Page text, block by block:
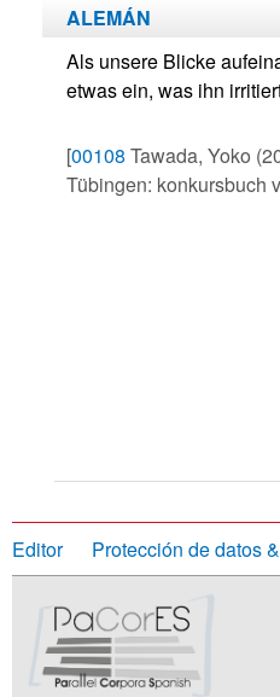
ALEMÁN
Als unsere Blicke
etwas ein, was ihn
[00108 Tawada, Yoko
Tübingen: konkursbuch
Editor Protección de datos